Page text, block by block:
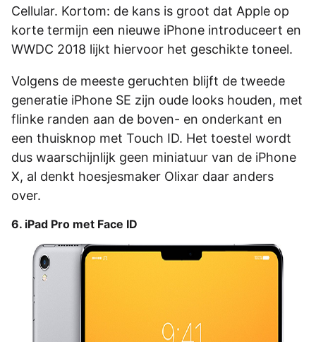
Cellular. Kortom: de kans is groot dat Apple op
korte termijn een nieuwe iPhone introduceert en
WWDC 2018 lijkt hiervoor het geschikte toneel.
Volgens de meeste geruchten blijft de tweede
generatie iPhone SE zijn oude looks houden, met
flinke randen aan de boven- en onderkant en
een thuisknop met Touch ID. Het toestel wordt
dus waarschijnlijk geen miniatuur van de iPhone
X, al denkt hoesjesmaker Olixar daar anders
over.
6. iPad Pro met Face ID